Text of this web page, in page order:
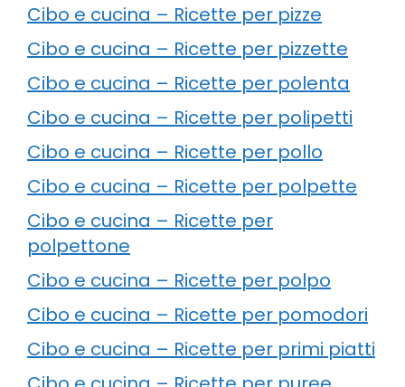
Cibo e cucina – Ricette per pizze
Cibo e cucina – Ricette per pizzette
Cibo e cucina – Ricette per polenta
Cibo e cucina – Ricette per polipetti
Cibo e cucina – Ricette per pollo
Cibo e cucina – Ricette per polpette
Cibo e cucina – Ricette per
polpettone
Cibo e cucina – Ricette per polpo
Cibo e cucina – Ricette per pomodori
Cibo e cucina – Ricette per primi piatti